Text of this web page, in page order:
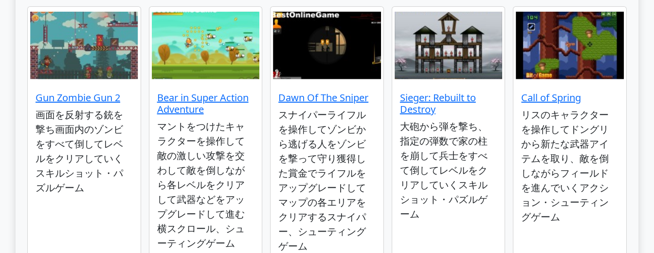
Gun Zombie Gun 2
画面を反射する銃を
撃ち画面内のゾンビ
をすべて倒してレベ
ルをクリアしていく
スキルショット・パ
ズルゲーム
Bear in Super Action
Adventure
マントをつけたキャ
ラクターを操作して
敵の激しい攻撃を交
わして敵を倒しなが
ら各レベルをクリア
して武器などをアッ
プグレードして進む
横スクロール、シュ
ーティングゲーム
Dawn Of The Sniper
スナイパーライフル
を操作してゾンビか
ら逃げる人をゾンビ
を撃って守り獲得し
た賞金でライフルを
アップグレードして
マップの各エリアを
クリアするスナイパ
ー、シューティング
ゲーム
Sieger: Rebuilt to
Destroy
大砲から弾を撃ち、
指定の弾数で家の柱
を崩して兵士をすべ
て倒してレベルをク
リアしていくスキル
ショット・パズルゲ
ーム
Call of Spring
リスのキャラクター
を操作してドングリ
から新たな武器アイ
テムを取り、敵を倒
しながらフィールド
を進んでいくアクシ
ョン・シューティン
グゲーム